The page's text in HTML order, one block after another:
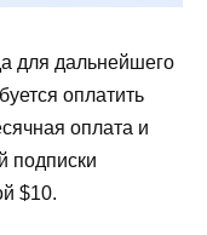
для дальнейшего
оплатить
оплата и
подписки
$10.